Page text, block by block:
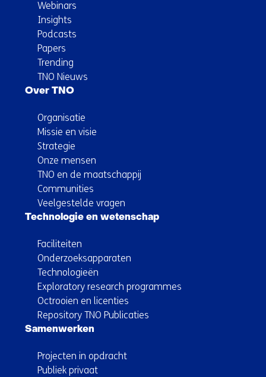
Webinars
Insights
Podcasts
Papers
Trending
TNO Nieuws
Over TNO
Organisatie
Missie en visie
Strategie
Onze mensen
TNO en de maatschappij
Communities
Veelgestelde vragen
Technologie en wetenschap
Faciliteiten
Onderzoeksapparaten
Technologieën
Exploratory research programmes
Octrooien en licenties
Repository TNO Publicaties
Samenwerken
Projecten in opdracht
Publiek privaat